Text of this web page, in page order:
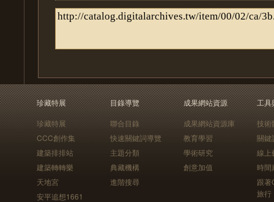
珍藏特展
珍藏特展
CCC創作集
建築排排站
建築轉轉樂
天地宮
安平追想1661
目錄導覽
聯合目錄
快速關鍵詞導覽
主題分類
典藏機構
進階搜尋
成果網站資源
成果網站資源庫
教育學習
學術研究
創意加值
工具
技術
關鍵
線上
時間
跟
旅行